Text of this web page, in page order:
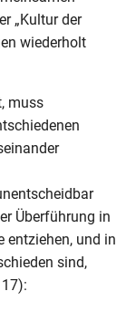
„Kultur der
wiederholt
muss
Überführung in
entziehen, und in
sind,